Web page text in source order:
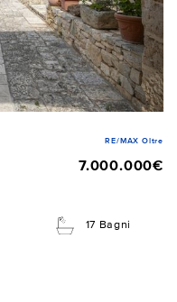
RE/MAX Oltre
7.000.000€
17 Bagni